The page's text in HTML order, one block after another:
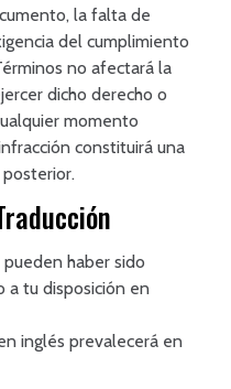
la falta de
del cumplimiento
no afectará la
dicho derecho o
momento
constituirá una
posterior.
haber sido
a tu disposición en
inglés prevalecerá en